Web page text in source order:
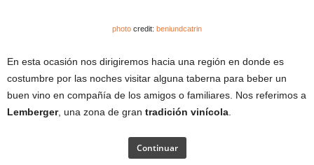
photo credit: beniundcatrin
En esta ocasión nos dirigiremos hacia una región en donde es
costumbre por las noches visitar alguna taberna para beber un
buen vino en compañía de los amigos o familiares. Nos referimos a
Lemberger, una zona de gran tradición vinícola
Continuar